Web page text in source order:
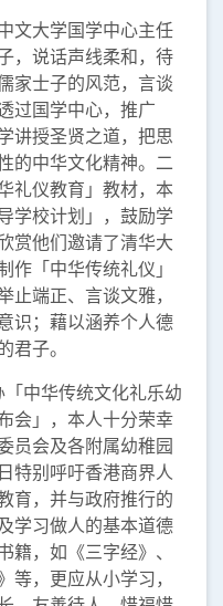
文大学国学中心主任
，说话声线柔和，待
家士子的风范，言谈
过国学中心，推广
讲授圣贤之道，把思
的中华文化精神。二
礼仪教育」教材，本
学校计划」，鼓励学
赏他们邀请了清华大
作「中华传统礼仪」
止端正、言谈文雅，
识；藉以涵养个人德
君子。
中华传统文化礼乐幼
会」，本人十分荣幸
员会及各附属幼稚园
特别呼吁香港商界人
育，并与政府推行的
学习做人的基本道德
，如《三字经》、
等，更应从小学习，